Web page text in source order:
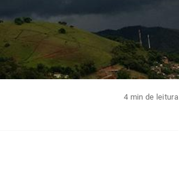
4 min de leitura